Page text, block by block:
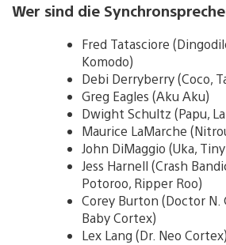
Wer sind die
Fred Tatasciore
Komodo)
Debi Derryberry (Coco,
Greg Eagles (Aku Aku)
Dwight Schultz (Papu,
Maurice LaMarche
John DiMaggio (Uka,
Jess Harnell (Crash
Potoroo, Ripper Roo)
Corey Burton (Doctor N.
Baby Cortex)
Lex Lang (Dr. Neo Cortex)